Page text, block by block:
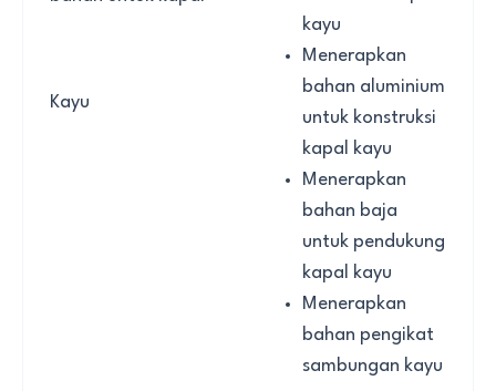
Kayu
kayu
Menerapkan
bahan aluminium
untuk konstruksi
kapal kayu
Menerapkan
bahan baja
untuk pendukung
kapal kayu
Menerapkan
bahan pengikat
sambungan kayu